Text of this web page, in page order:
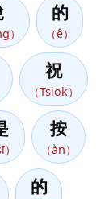
）
的
（ê）
祝
（Tsiok）
）
按
（àn）
的